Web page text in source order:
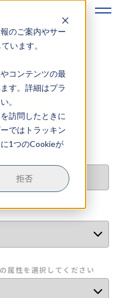
のご案内やサー
います。
コンテンツの最
す。詳細はプラ
。
訪問したときに
ではトラッキン
1つのCookieが
拒否
かた
属性を選択してください